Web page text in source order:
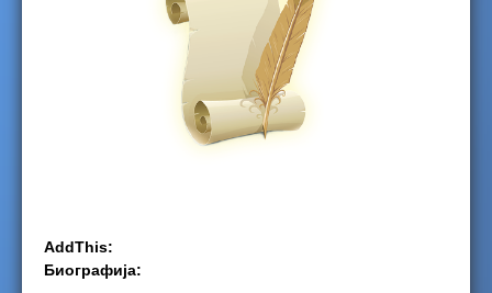
AddThis:
Биографија: